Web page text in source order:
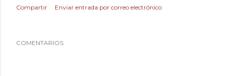
Compartir Enviar entrada por correo electrónico
COMENTARIOS